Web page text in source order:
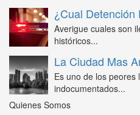
¿Cual Detención
Averigue cuales son
históricos...
La Ciudad Mas
Es uno de los
indocumentados...
Quienes Somos